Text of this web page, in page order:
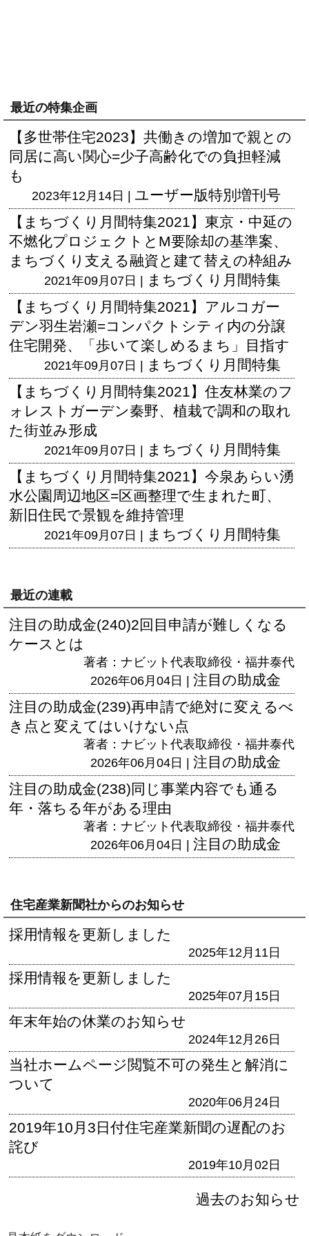
最近の特集企画
【多世帯住宅2023】共働きの増加で親との
同居に高い関心=少子高齢化での負担軽減
も
2023年12月14日 | ユーザー版特別増刊号
【まちづくり月間特集2021】東京・中延の
不燃化プロジェクトとM要除却の基準案、
まちづくり支える融資と建て替えの枠組み
2021年09月07日 | まちづくり月間特集
【まちづくり月間特集2021】アルコガー
デン羽生岩瀬=コンパクトシティ内の分譲
住宅開発、「歩いて楽しめるまち」目指す
2021年09月07日 | まちづくり月間特集
【まちづくり月間特集2021】住友林業のフ
ォレストガーデン秦野、植栽で調和の取れ
た街並み形成
2021年09月07日 | まちづくり月間特集
【まちづくり月間特集2021】今泉あらい湧
水公園周辺地区=区画整理で生まれた町、
新旧住民で景観を維持管理
2021年09月07日 | まちづくり月間特集
最近の連載
注目の助成金(240)2回目申請が難しくなる
ケースとは
著者：ナビット代表取締役・福井泰代
2026年06月04日 | 注目の助成金
注目の助成金(239)再申請で絶対に変えるべ
き点と変えてはいけない点
著者：ナビット代表取締役・福井泰代
2026年06月04日 | 注目の助成金
注目の助成金(238)同じ事業内容でも通る
年・落ちる年がある理由
著者：ナビット代表取締役・福井泰代
2026年06月04日 | 注目の助成金
住宅産業新聞社からのお知らせ
採用情報を更新しました
2025年12月11日
採用情報を更新しました
2025年07月15日
年末年始の休業のお知らせ
2024年12月26日
当社ホームページ閲覧不可の発生と解消に
ついて
2020年06月24日
2019年10月3日付住宅産業新聞の遅配のお
詫び
2019年10月02日
過去のお知らせ